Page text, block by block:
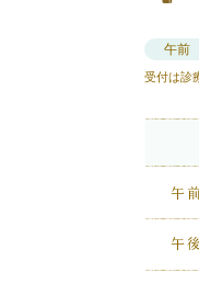
午前
受付は診